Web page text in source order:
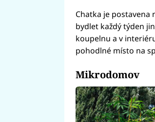
Chatka je postavena
bydlet každý týden
koupelnu a v
pohodlné místo na
Mikrodomov